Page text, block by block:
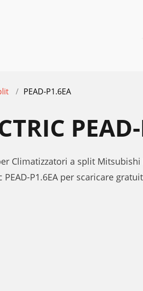
PEAD-P1.6EA
Climatizzatori a split Mitsubishi
P1.6EA per scaricare